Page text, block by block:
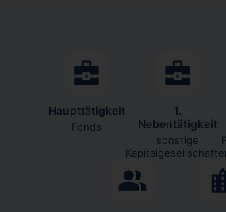
Haupttätigkeit
Fonds
1.
Nebentätigkeit
sonstige